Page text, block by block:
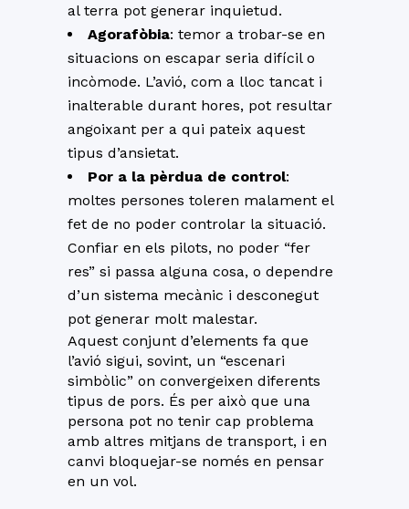
al terra pot generar inquietud.
Agorafòbia: temor a trobar-se en
situacions on escapar seria difícil o
incòmode. L’avió, com a lloc tancat i
inalterable durant hores, pot resultar
angoixant per a qui pateix aquest
tipus d’ansietat.
Por a la pèrdua de control:
moltes persones toleren malament el
fet de no poder controlar la situació.
Confiar en els pilots, no poder “fer
res” si passa alguna cosa, o dependre
d’un sistema mecànic i desconegut
pot generar molt malestar.
Aquest conjunt d’elements fa que
l’avió sigui, sovint, un “escenari
simbòlic” on convergeixen diferents
tipus de pors. És per això que una
persona pot no tenir cap problema
amb altres mitjans de transport, i en
canvi bloquejar-se només en pensar
en un vol.